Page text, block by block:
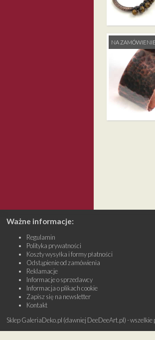
TYGRYSIE OKO –
ZAKŁADKA DO
KSIĄŻKI
ETNICZNA BANGLA
NA ZAMÓWIENIE
Ważne informacje:
Regulamin
Polityka prywatności
Koszty wysyłka i formy płatności
Odstąpienie od zamówienia
Reklamacje
Informacje o sprzedawcy
Informacja o plikach cookie
Zapisz się na newsletter
Kontakt
Sklep GaleriaDeko.pl (dawniej DeeDeeArt.pl) -